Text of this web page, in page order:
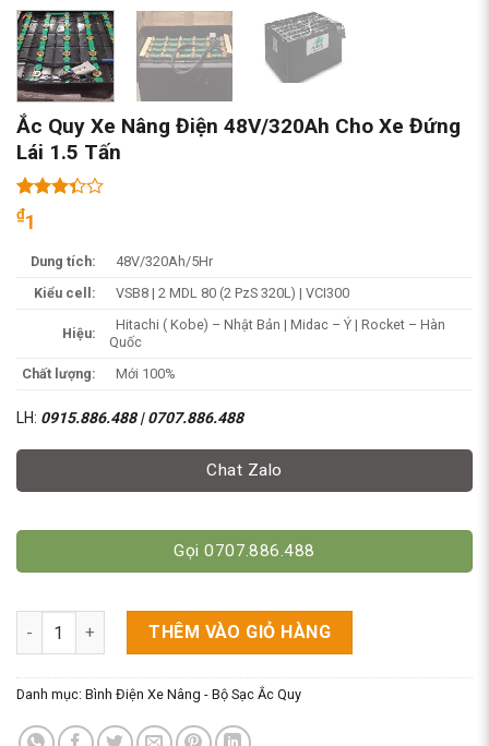
Ắc Quy Xe Nâng Điện 48V/320Ah Cho Xe Đứng
Lái 1.5 Tấn
3.31
trên 5
trên
16
giá
₫1
Dung tích:
48V/320Ah/5Hr
Kiểu cell:
VSB8 | 2 MDL 80 (2 PzS 320L) | VCI300
Hiệu:
Hitachi ( Kobe) – Nhật Bản | Midac – Ý | Rocket – Hàn
Quốc
Chất lượng:
Mới 100%
LH: 0915.886.488 | 0707.886.488
Chat Zalo
Gọi 0707.886.488
Ắc Quy Xe Nâng Điện 48V/320Ah Cho Xe Đứng Lái 1.5 Tấn số
THÊM VÀO GIỎ HÀNG
Danh mục: Bình Điện Xe Nâng - Bộ Sạc Ắc Quy